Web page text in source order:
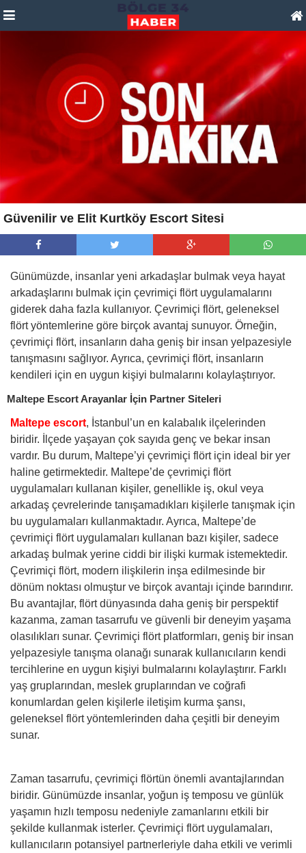
Güvenilir ve Elit Kurtköy Escort Sitesi
Günümüzde, insanlar yeni arkadaşlar bulmak veya hayat
arkadaşlarını bulmak için çevrimiçi flört uygulamalarını
giderek daha fazla kullanıyor. Çevrimiçi flört, geleneksel
flört yöntemlerine göre birçok avantaj sunuyor. Örneğin,
çevrimiçi flört, insanların daha geniş bir insan yelpazesiyle
tanışmasını sağlıyor. Ayrıca, çevrimiçi flört, insanların
kendileri için en uygun kişiyi bulmalarını kolaylaştırıyor.
Maltepe Escort Arayanlar İçin Partner Siteleri
Maltepe escort, İstanbul’un en kalabalık ilçelerinden
biridir. İlçede yaşayan çok sayıda genç ve bekar insan
vardır. Bu durum, Maltepe’yi çevrimiçi flört için ideal bir yer
haline getirmektedir. Maltepe’de çevrimiçi flört
uygulamaları kullanan kişiler, genellikle iş, okul veya
arkadaş çevrelerinde tanışamadıkları kişilerle tanışmak için
bu uygulamaları kullanmaktadır. Ayrıca, Maltepe’de
çevrimiçi flört uygulamaları kullanan bazı kişiler, sadece
arkadaş bulmak yerine ciddi bir ilişki kurmak istemektedir.
Çevrimiçi flört, modern ilişkilerin inşa edilmesinde bir
dönüm noktası olmuştur ve birçok avantajı içinde barındırır.
Bu avantajlar, flört dünyasında daha geniş bir perspektif
kazanma, zaman tasarrufu ve güvenli bir deneyim yaşama
olasılıkları sunar. Çevrimiçi flört platformları, geniş bir insan
yelpazesiyle tanışma olanağı sunarak kullanıcıların kendi
tercihlerine en uygun kişiyi bulmalarını kolaylaştırır. Farklı
yaş gruplarından, meslek gruplarından ve coğrafi
konumlardan gelen kişilerle iletişim kurma şansı,
geleneksel flört yöntemlerinden daha çeşitli bir deneyim
sunar.
Zaman tasarrufu, çevrimiçi flörtün önemli avantajlarından
biridir. Günümüzde insanlar, yoğun iş temposu ve günlük
yaşamın hızlı temposu nedeniyle zamanlarını etkili bir
şekilde kullanmak isterler. Çevrimiçi flört uygulamaları,
kullanıcıların potansiyel partnerleriyle daha etkili ve verimli